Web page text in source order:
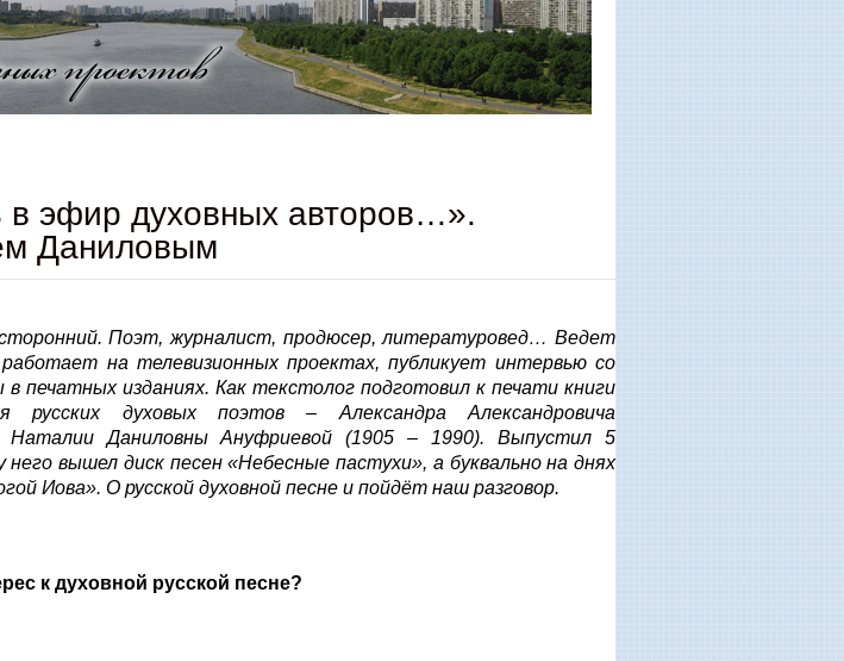
в эфир духовных авторов…».
Даниловым
Поэт, журналист, продюсер, литературовед… Ведет
на телевизионных проектах, публикует интервью со
печатных изданиях. Как текстолог подготовил к печати книги
русских духовых поэтов – Александра Александровича
Наталии Даниловны Ануфриевой (1905 – 1990). Выпустил 5
него вышел диск песен «Небесные пастухи», а буквально на днях
Иова». О русской духовной песне и пойдёт наш разговор.
к духовной русской песне?